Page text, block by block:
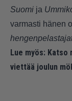
Suomi ja
varmasti hänen
Lue myös: Katso
viettää joulun